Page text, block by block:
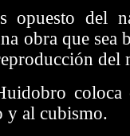
opuesto del
obra que sea
del
coloca
y al cubismo.